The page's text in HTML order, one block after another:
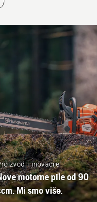
i inovacije
motorne pile od 90
Mi smo više.